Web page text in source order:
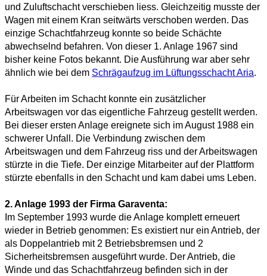
und Zuluftschacht verschieben liess. Gleichzeitig musste der
Wagen mit einem Kran seitwärts verschoben werden. Das
einzige Schachtfahrzeug konnte so beide Schächte
abwechselnd befahren. Von dieser 1. Anlage 1967 sind
bisher keine Fotos bekannt. Die Ausführung war aber sehr
ähnlich wie bei dem Schrägaufzug im Lüftungsschacht Aria.
Für Arbeiten im Schacht konnte ein zusätzlicher
Arbeitswagen vor das eigentliche Fahrzeug gestellt werden.
Bei dieser ersten Anlage ereignete sich im August 1988 ein
schwerer Unfall. Die Verbindung zwischen dem
Arbeitswagen und dem Fahrzeug riss und der Arbeitswagen
stürzte in die Tiefe. Der einzige Mitarbeiter auf der Plattform
stürzte ebenfalls in den Schacht und kam dabei ums Leben.
2. Anlage 1993 der Firma Garaventa:
Im September 1993 wurde die Anlage komplett erneuert
wieder in Betrieb genommen: Es existiert nur ein Antrieb, der
als Doppelantrieb mit 2 Betriebsbremsen und 2
Sicherheitsbremsen ausgeführt wurde. Der Antrieb, die
Winde und das Schachtfahrzeug befinden sich in der